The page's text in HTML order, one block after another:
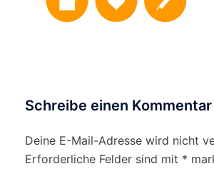
Schreibe einen Kommentar
Deine E-Mail-Adresse wird nicht
Erforderliche Felder sind mit *